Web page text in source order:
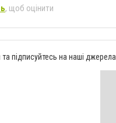
, щоб оцінити
та підписуйтесь на наші джерела